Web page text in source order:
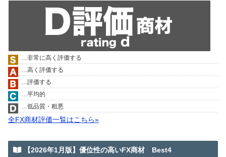
…非常に高く評価する
…高く評価する
…評価する
…平均的
…低品質・粗悪
全FX商材評価一覧はこちら»
【2026年1月版】優位性の高いFX商材 Best4